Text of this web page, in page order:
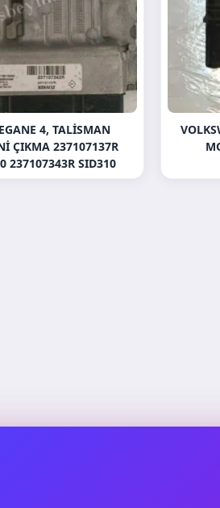
4, TALISMAN
ÇIKMA 237107137R
237107343R SID310